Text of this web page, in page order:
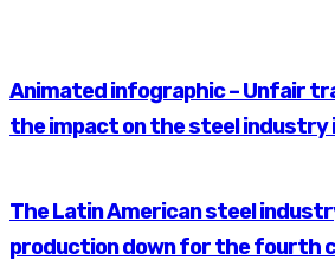
Animated infographic – Unfair
the impact on the steel industry
The Latin American steel
production down for the fourth